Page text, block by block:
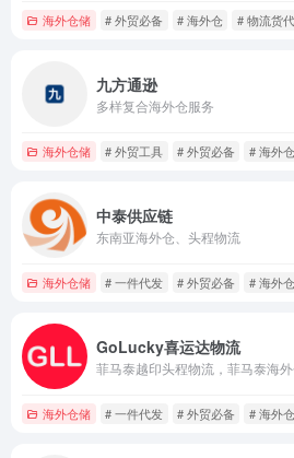
海外仓储 # 外贸必备 # 海外仓 # 物流货代
九方通逊
多样复合海外仓服务
海外仓储 # 外贸工具 # 外贸必备 # 海外仓
中泰供应链
东南亚海外仓、头程物流
海外仓储 # 一件代发 # 外贸必备 # 海外仓
GoLucky喜运达物流
菲马泰越印头程物流，菲马泰海
海外仓储 # 一件代发 # 外贸必备 # 海外仓